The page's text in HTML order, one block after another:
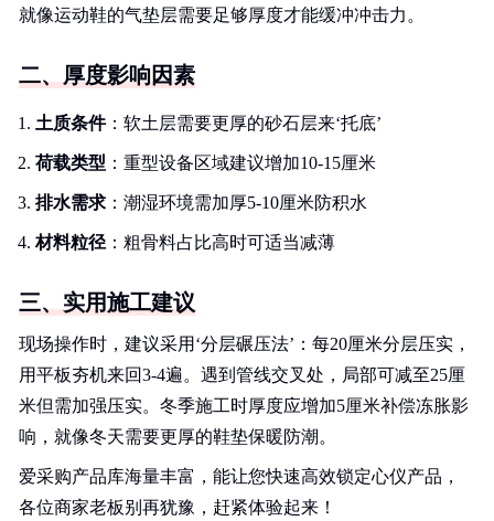
就像运动鞋的气垫层需要足够厚度才能缓冲冲击力。
二、厚度影响因素
土质条件：软土层需要更厚的砂石层来‘托底’
荷载类型 ：重型设备区域建议增加10-15厘米
排水需求 ：潮湿环境需加厚5-10厘米防积水
材料粒径 ：粗骨料占比高时可适当减薄
三、实用施工建议
现场操作时，建议采用‘分层碾压法’：每20厘米分层压实，
用平板夯机来回3-4遍。遇到管线交叉处，局部可减至25厘
米但需加强压实。冬季施工时厚度应增加5厘米补偿冻胀影
响，就像冬天需要更厚的鞋垫保暖防潮。
爱采购产品库海量丰富，能让您快速高效锁定心仪产品，
各位商家老板别再犹豫，赶紧体验起来！